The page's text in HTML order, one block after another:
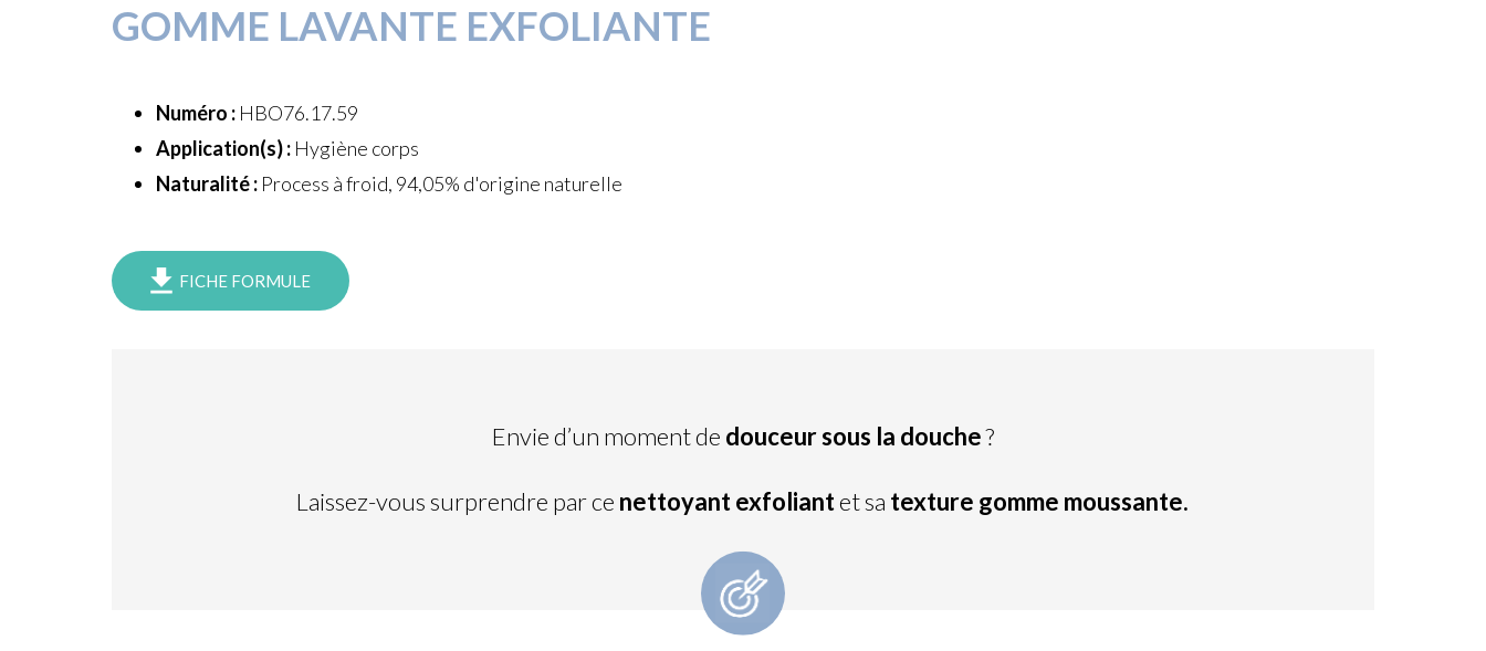
GOMME LAVANTE EXFOLIANTE
Numéro :HBO76.17.59
Application(s) :Hygiène corps
Naturalité :Process à froid, 94,05% d'origine naturelle
FICHE FORMULE
Envie d’un moment de douceur sous la douche?
Laissez-vous surprendre par ce nettoyant exfoliantet sa texture gomme moussante.